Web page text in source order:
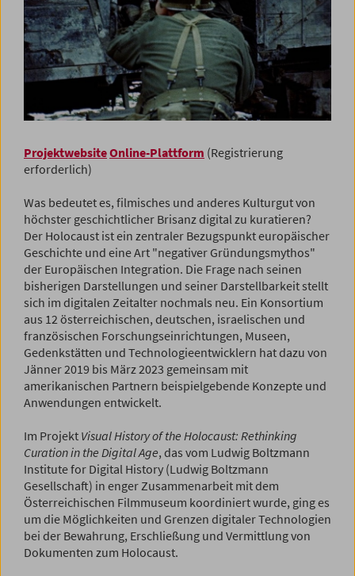
ProjektwebsiteOnline-Plattform (Registrierung
erforderlich)
Was bedeutet es, filmisches und anderes Kulturgut von
höchster geschichtlicher Brisanz digital zu kuratieren?
Der Holocaust ist ein zentraler Bezugspunkt europäischer
Geschichte und eine Art "negativer Gründungsmythos"
der Europäischen Integration. Die Frage nach seinen
bisherigen Darstellungen und seiner Darstellbarkeit stellt
sich im digitalen Zeitalter nochmals neu. Ein Konsortium
aus 12 österreichischen, deutschen, israelischen und
französischen Forschungseinrichtungen, Museen,
Gedenkstätten und Technologieentwicklern hat dazu von
Jänner 2019 bis März 2023 gemeinsam mit
amerikanischen Partnern beispielgebende Konzepte und
Anwendungen entwickelt.
Im Projekt Visual History of the Holocaust: Rethinking
Curation in the Digital Age, das vom Ludwig Boltzmann
Institute for Digital History (Ludwig Boltzmann
Gesellschaft) in enger Zusammenarbeit mit dem
Österreichischen Filmmuseum koordiniert wurde, ging es
um die Möglichkeiten und Grenzen digitaler Technologien
bei der Bewahrung, Erschließung und Vermittlung von
Dokumenten zum Holocaust.